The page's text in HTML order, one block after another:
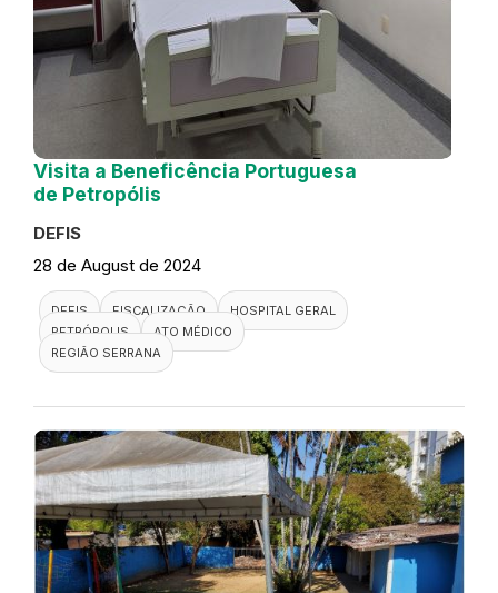
Visita a Beneficência Portuguesa
de Petropólis
DEFIS
28 de August de 2024
DEFIS FISCALIZAÇÃO
HOSPITAL GERAL
PETRÓPOLIS
ATO MÉDICO
REGIÃO SERRANA